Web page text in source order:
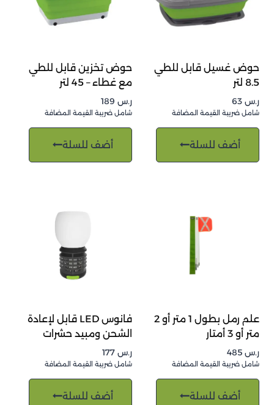
حوض غسيل قابل للطي
8.5 لتر
ر.س
شامل ضريبة القيمة المضافة
أضف للسلة
حوض تخزين قابل للطي
مع غطاء – 45 لتر
ر.س
شامل ضريبة القيمة المضافة
أضف للسلة
علم رمل بطول 1 متر أو 2
متر أو 3 أمتار
ر.س
شامل ضريبة القيمة المضافة
أضف للسلة
فانوس LED قابل لإعادة
الشحن ومبيد حشرات
ر.س
شامل ضريبة القيمة المضافة
أضف للسلة